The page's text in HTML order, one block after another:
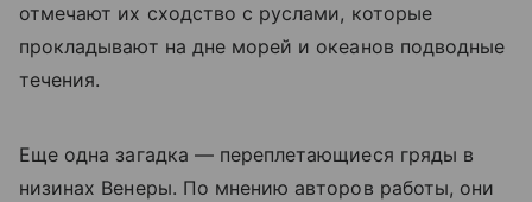
отмечают их сходство с руслами, которые
прокладывают на дне морей и океанов подводные
течения.
Еще одна загадка — переплетающиеся гряды в
низинах Венеры. По мнению авторов работы, они